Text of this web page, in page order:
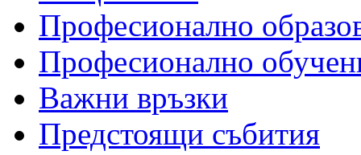
Професионално
Професионално
Важни връзки
Предстоящи събития